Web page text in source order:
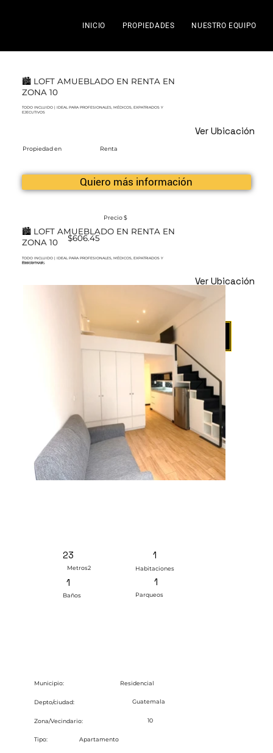
INICIO PROPIEDADES NUESTRO EQUIPO
🏙️ LOFT AMUEBLADO EN RENTA EN
ZONA 10
TODO INCLUIDO | IDEAL PARA PROFESIONALES, MÉDICOS, EXPATRIADOS Y
EJECUTIVOS
Propiedad en Renta
Quiero más información
Ver Ubicación
🏙️ LOFT AMUEBLADO EN RENTA EN
ZONA 10
TODO INCLUIDO | IDEAL PARA PROFESIONALES, MÉDICOS, EXPATRIADOS Y
EJECUTIVOS
Agendar Visita
Ver Ubicación
Precio $
$606.45
Residencial
23
Metros2
1
Habitaciones
1
Baños
1
Parqueos
Municipio: Residencial
Depto/ciudad: Guatemala
Zona/Vecindario: 10
Tipo: Apartamento